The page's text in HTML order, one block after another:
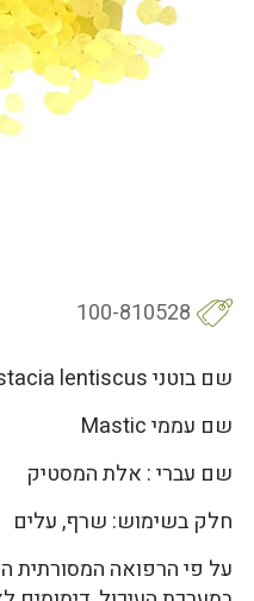
100-810528
שם בוטני Pistacia lentiscus
שם עממי Mastic
שם עברי : אלת המסטיק
חלק בשימוש: שרף, עלים
על פי הרפואה המסורתית